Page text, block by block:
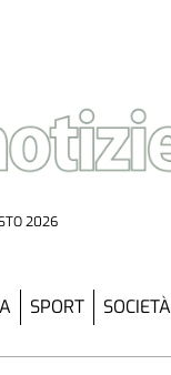
2026
SPORT SOCIETÀ